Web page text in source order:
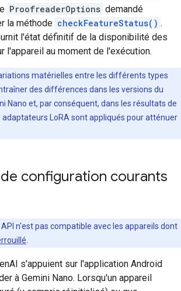
ProofreaderOptions demandé
la méthode checkFeatureStatus() .
l'état définitif de la disponibilité des
l'appareil au moment de l'exécution.
matérielles entre les différents types
des différences dans les versions du
Nano et, par conséquent, dans les résultats de
adaptateurs LoRA sont appliqués pour atténuer
configuration courants
n'est pas compatible avec les appareils dont
.
s'appuient sur l'application Android
à Gemini Nano. Lorsqu'un appareil